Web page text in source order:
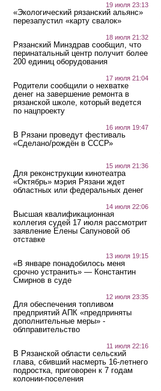
19 июля 23:13
«Экологический рязанский альянс»
перезапустил «карту свалок»
18 июля 21:32
Рязанский Минздрав сообщил, что
перинатальный центр получит более
200 единиц оборудования
17 июля 21:04
Родители сообщили о нехватке
денег на завершение ремонта в
рязанской школе, который ведется
по нацпроекту
16 июля 19:47
В Рязани проведут фестиваль
«Сделано/рождён в СССР»
15 июля 21:36
Для реконструкции кинотеатра
«Октябрь» мэрия Рязани ждет
областных или федеральных денег
14 июля 22:06
Высшая квалификационная
коллегия судей 17 июля рассмотрит
заявление Елены Сапуновой об
отставке
13 июля 19:15
«В январе понадобилось меня
срочно устранить» — Константин
Смирнов в суде
12 июля 23:35
Для обеспечения топливом
предприятий АПК «предприняты
дополнительные меры» -
облправительство
11 июля 22:16
В Рязанской области сельский
глава, сбивший насмерть 16-летнего
подростка, приговорен к 7 годам
колонии-поселения